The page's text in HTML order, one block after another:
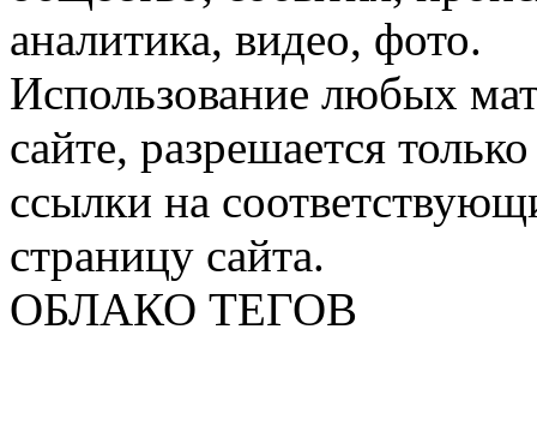
аналитика, видео, фото.
Использование любых
сайте, разрешается
ссылки на
страницу сайта.
ОБЛАКО ТЕГОВ